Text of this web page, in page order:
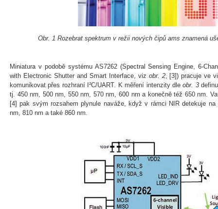
Obr. 1 Rozebrat spektrum v režii nových čipů ams znamená
Miniatura v podobě systému AS7262 (Spectral Sensing Engine,
with Electronic Shutter and Smart Interface, viz obr. 2, [3]) pracuje ve
komunikovat přes rozhraní I²C/UART. K měření intenzity dleobr. 3
tj. 450 nm, 500 nm, 550 nm, 570 nm, 600 nm a konečně též 650 nm.
[4] pak svým rozsahem plynule naváže, když v rámci NIR detekuje
nm, 810 nm a také 860 nm.